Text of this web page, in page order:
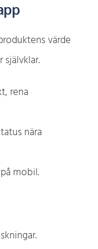
värde
rena
nära
mobil.